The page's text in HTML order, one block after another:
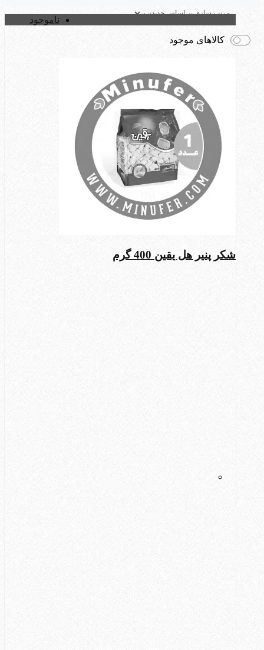
کالاهای موجود
ناموجود
شکر پنیر هل یقین 400 گرم